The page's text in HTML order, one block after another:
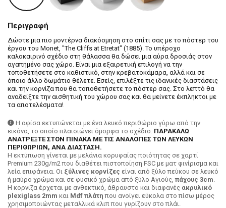
Περιγραφή
Δώστε μια πιο μοντέρνα διακόσμηση στο σπίτι σας με το πόστερ του
έργου του Monet, "The Cliffs at Etretat" (1885). Το υπέροχο
καλοκαιρινό σχέδιο στη θάλασσα θα δώσει μια αύρα δροσιάς στον
αγαπημένο σας χώρο. Είναι μια εξαιρετική επιλογή να την
τοποθετήσετε στο καθιστικό, στην κρεβατοκάμαρα, αλλά και σε
όποιο άλλο δωμάτιο θέλετε. Εσείς, επιλέξτε τις ιδανικές διαστάσεις
και την κορνίζα που θα τοποθετήσετε το πόστερ σας. Στο λεπτό θα
αναδείξτε την αισθητική του χώρου σας και θα μείνετε έκπληκτοι με
τα αποτελέσματα!
Η αφίσα εκτυπώνεται με ένα λευκό περιθώριο γύρω από την
εικόνα, το οποίο πλαισιώνει όμορφα το σχέδιο. ΠΑΡΑΚΑΛΩ
ΑΝΑΤΡΕΞΤΕ ΣΤΟΝ ΠΙΝΑΚΑ ΜΕ ΤΙΣ ΑΝΑΛΟΓΙΕΣ ΤΩΝ ΛΕΥΚΩΝ
ΠΕΡΙΘΩΡΙΩΝ, ΑΝΑ ΔΙΑΣΤΑΣΗ.
H εκτύπωση γίνεται με μελάνια κορυφαίας ποιότητας σε χαρτί
Premium 230g/m2 που διαθέτει πιστοποίηση FSC με ματ φινίρισμα και
λεία επιφάνεια. Οι ξύλινες κορνίζες είναι από ξύλο πεύκου σε λευκό
ή μαύρο χρώμα και σε φυσικό χρώμα από ξύλο Αγιούς, πάχους 3cm.
Η κορνίζα έρχεται με ανθεκτικό, άθραυστο και διαφανές ακρυλικό
plexiglass 2mm και Mdf πλάτη που ανοίγει εύκολα στο πίσω μέρος
χρησιμοποιώντας μεταλλικά κλιπ που γυρίζουν στο πλάι.